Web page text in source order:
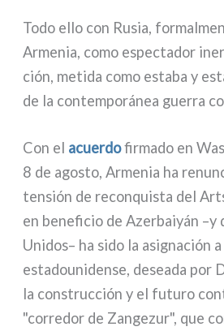
Todo ello con Rusia,
Armenia, como espec­ta­dor
ción, meti­da como esta­ba y
de la con­tem­po­rá­nea guer­ra
Con el acuer­dofir­ma­do en
8 de ago­sto, Armenia ha
ten­sión de recon­qui­sta del
en bene­fi­cio de Azerbaiyán –y
Unidos– ha sido la asi­gna­ción
esta­dou­ni­den­se, desea­da por
la con­struc­ción y el futu­ro
"cor­re­dor de Zangezur", que